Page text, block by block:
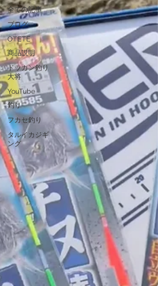
全ての記事
ブログ
OTETE
商品説明
ドッカン釣り
大将
YouTube
釣り
フカセ釣り
タルイカジギ
ング